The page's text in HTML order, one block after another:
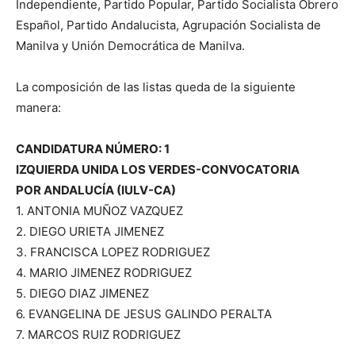
Independiente, Partido Popular, Partido Socialista Obrero
Español, Partido Andalucista, Agrupación Socialista de
Manilva y Unión Democrática de Manilva.
La composición de las listas queda de la siguiente
manera:
CANDIDATURA NÚMERO: 1
IZQUIERDA UNIDA LOS VERDES-CONVOCATORIA
POR ANDALUCÍA (IULV-CA)
1. ANTONIA MUÑOZ VAZQUEZ
2. DIEGO URIETA JIMENEZ
3. FRANCISCA LOPEZ RODRIGUEZ
4. MARIO JIMENEZ RODRIGUEZ
5. DIEGO DIAZ JIMENEZ
6. EVANGELINA DE JESUS GALINDO PERALTA
7. MARCOS RUIZ RODRIGUEZ